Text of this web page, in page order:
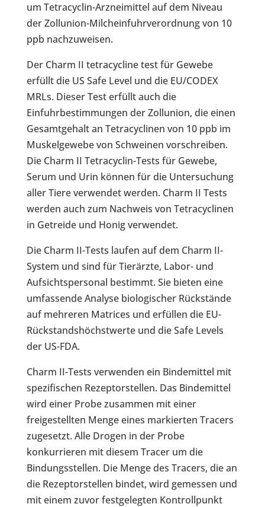
um Tetracyclin-Arzneimittel auf dem Niveau
der Zollunion-Milcheinfuhrverordnung von 10
ppb nachzuweisen.
Der Charm II tetracycline test für Gewebe
erfüllt die US Safe Level und die EU/CODEX
MRLs. Dieser Test erfüllt auch die
Einfuhrbestimmungen der Zollunion, die einen
Gesamtgehalt an Tetracyclinen von 10 ppb im
Muskelgewebe von Schweinen vorschreiben.
Die Charm II Tetracyclin-Tests für Gewebe,
Serum und Urin können für die Untersuchung
aller Tiere verwendet werden. Charm II Tests
werden auch zum Nachweis von Tetracyclinen
in Getreide und Honig verwendet.
Die Charm II-Tests laufen auf dem Charm II-
System und sind für Tierärzte, Labor- und
Aufsichtspersonal bestimmt. Sie bieten eine
umfassende Analyse biologischer Rückstände
auf mehreren Matrices und erfüllen die EU-
Rückstandshöchstwerte und die Safe Levels
der US-FDA.
Charm II-Tests verwenden ein Bindemittel mit
spezifischen Rezeptorstellen. Das Bindemittel
wird einer Probe zusammen mit einer
freigestellten Menge eines markierten Tracers
zugesetzt. Alle Drogen in der Probe
konkurrieren mit diesem Tracer um die
Bindungsstellen. Die Menge des Tracers, die an
die Rezeptorstellen bindet, wird gemessen und
mit einem zuvor festgelegten Kontrollpunkt